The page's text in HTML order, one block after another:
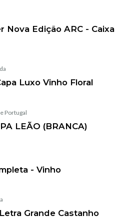
Nova Edição ARC - Caixa
Luxo Vinho Floral
Portugal
LEÃO (BRANCA)
- Vinho
Grande Castanho